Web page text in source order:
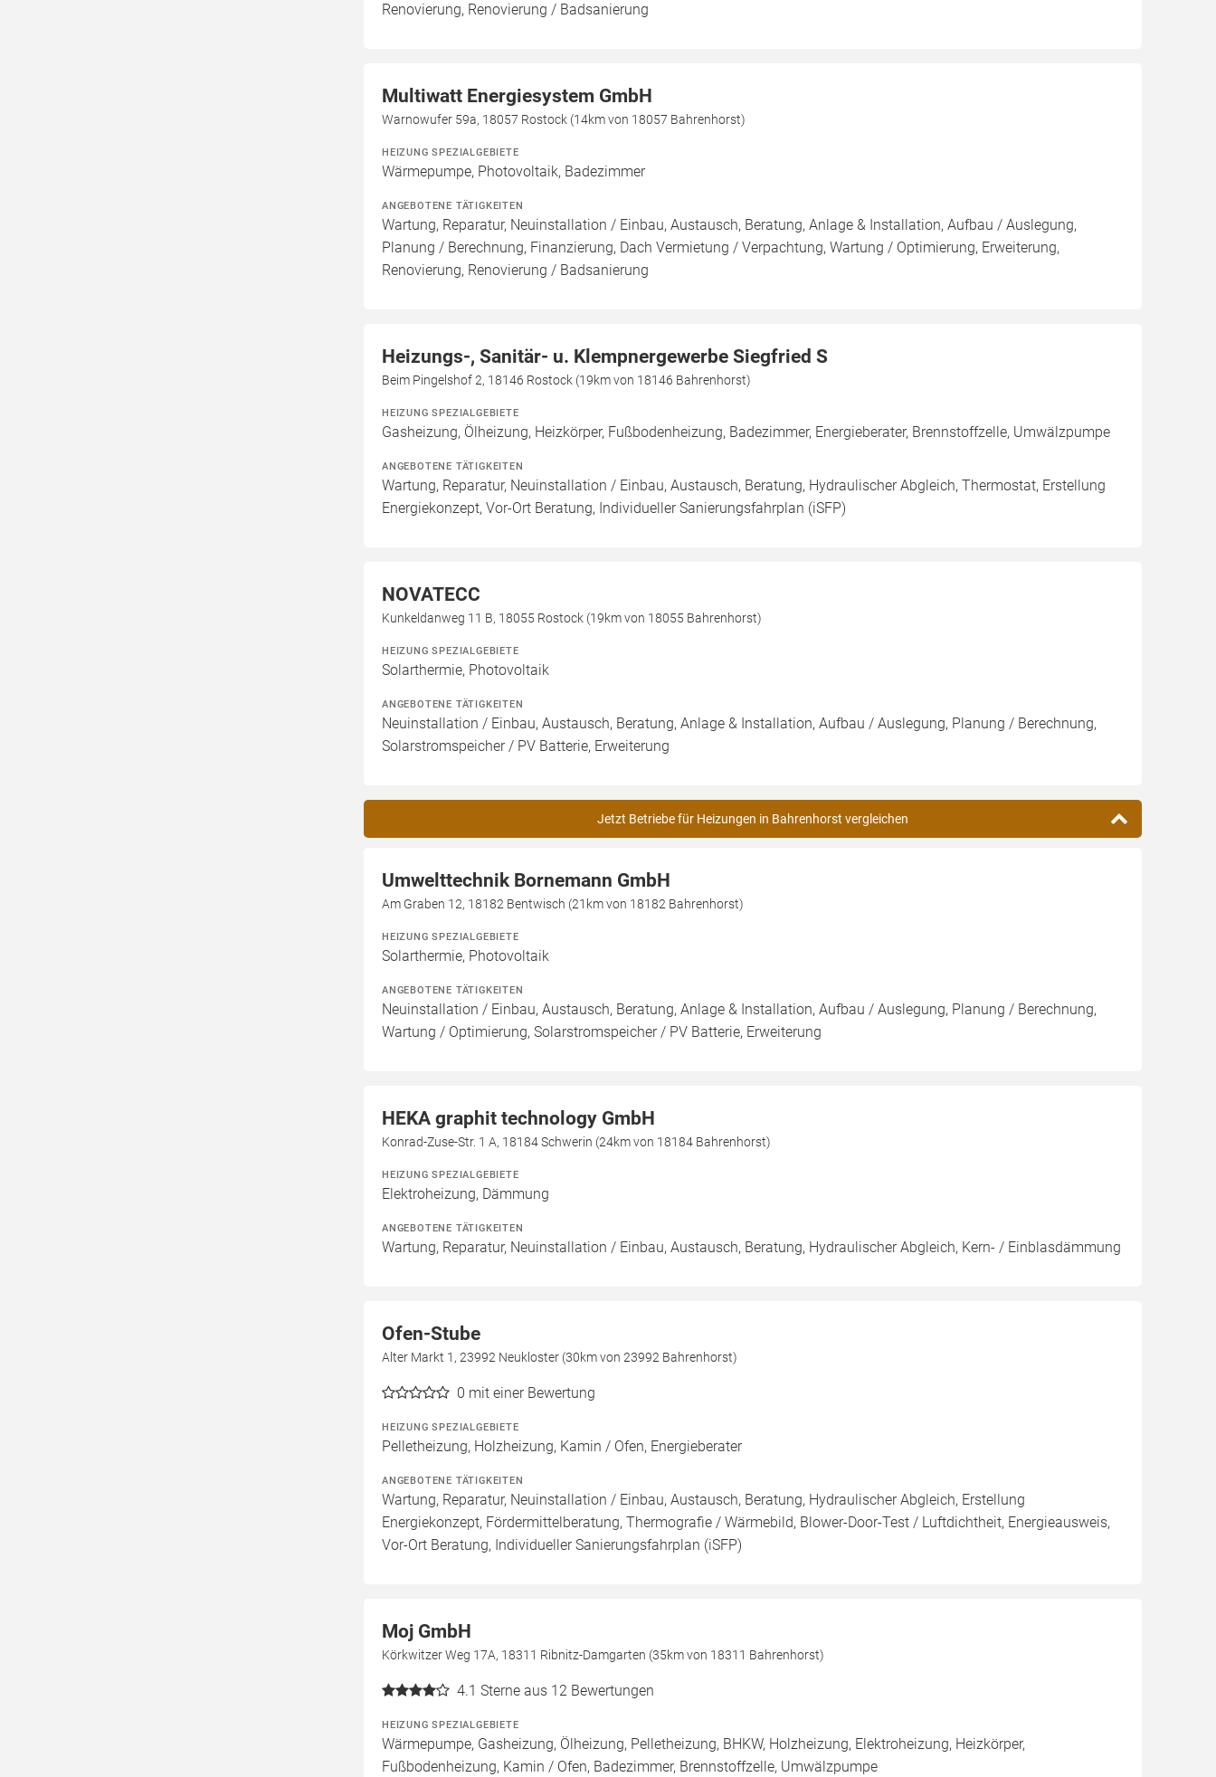
Renovierung, Renovierung / Badsanierung
Multiwatt Energiesystem GmbH
Warnowufer 59a, 18057 Rostock (14km von 18057 Bahrenhorst)
HEIZUNG SPEZIALGEBIETE
Wärmepumpe, Photovoltaik, Badezimmer
ANGEBOTENE TÄTIGKEITEN
Wartung, Reparatur, Neuinstallation / Einbau, Austausch, Beratung, Anlage & Installation, Aufbau / Auslegung,
Planung / Berechnung, Finanzierung, Dach Vermietung / Verpachtung, Wartung / Optimierung, Erweiterung,
Renovierung, Renovierung / Badsanierung
Heizungs-, Sanitär- u. Klempnergewerbe Siegfried S
Beim Pingelshof 2, 18146 Rostock (19km von 18146 Bahrenhorst)
HEIZUNG SPEZIALGEBIETE
Gasheizung, Ölheizung, Heizkörper, Fußbodenheizung, Badezimmer, Energieberater, Brennstoffzelle, Umwälzpumpe
ANGEBOTENE TÄTIGKEITEN
Wartung, Reparatur, Neuinstallation / Einbau, Austausch, Beratung, Hydraulischer Abgleich, Thermostat, Erstellung
Energiekonzept, Vor-Ort Beratung, Individueller Sanierungsfahrplan (iSFP)
NOVATECC
Kunkeldanweg 11 B, 18055 Rostock (19km von 18055 Bahrenhorst)
HEIZUNG SPEZIALGEBIETE
Solarthermie, Photovoltaik
ANGEBOTENE TÄTIGKEITEN
Neuinstallation / Einbau, Austausch, Beratung, Anlage & Installation, Aufbau / Auslegung, Planung / Berechnung,
Solarstromspeicher / PV Batterie, Erweiterung
Jetzt Betriebe für Heizungen in Bahrenhorst vergleichen
Umwelttechnik Bornemann GmbH
Am Graben 12, 18182 Bentwisch (21km von 18182 Bahrenhorst)
HEIZUNG SPEZIALGEBIETE
Solarthermie, Photovoltaik
ANGEBOTENE TÄTIGKEITEN
Neuinstallation / Einbau, Austausch, Beratung, Anlage & Installation, Aufbau / Auslegung, Planung / Berechnung,
Wartung / Optimierung, Solarstromspeicher / PV Batterie, Erweiterung
HEKA graphit technology GmbH
Konrad-Zuse-Str. 1 A, 18184 Schwerin (24km von 18184 Bahrenhorst)
HEIZUNG SPEZIALGEBIETE
Elektroheizung, Dämmung
ANGEBOTENE TÄTIGKEITEN
Wartung, Reparatur, Neuinstallation / Einbau, Austausch, Beratung, Hydraulischer Abgleich, Kern- / Einblasdämmung
Ofen-Stube
Alter Markt 1, 23992 Neukloster (30km von 23992 Bahrenhorst)
0 mit einer Bewertung
HEIZUNG SPEZIALGEBIETE
Pelletheizung, Holzheizung, Kamin / Ofen, Energieberater
ANGEBOTENE TÄTIGKEITEN
Wartung, Reparatur, Neuinstallation / Einbau, Austausch, Beratung, Hydraulischer Abgleich, Erstellung
Energiekonzept, Fördermittelberatung, Thermografie / Wärmebild, Blower-Door-Test / Luftdichtheit, Energieausweis,
Vor-Ort Beratung, Individueller Sanierungsfahrplan (iSFP)
Moj GmbH
Körkwitzer Weg 17A, 18311 Ribnitz-Damgarten (35km von 18311 Bahrenhorst)
4.1 Sterne aus 12 Bewertungen
HEIZUNG SPEZIALGEBIETE
Wärmepumpe, Gasheizung, Ölheizung, Pelletheizung, BHKW, Holzheizung, Elektroheizung, Heizkörper,
Fußbodenheizung, Kamin / Ofen, Badezimmer, Brennstoffzelle, Umwälzpumpe